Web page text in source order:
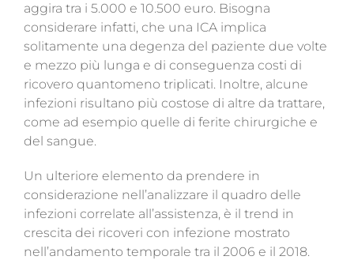
aggira tra i 5.000 e 10.500 euro. Bisogna
considerare infatti, che una ICA implica
solitamente una degenza del paziente due volte
e mezzo più lunga e di conseguenza costi di
ricovero quantomeno triplicati. Inoltre, alcune
infezioni risultano più costose di altre da trattare,
come ad esempio quelle di ferite chirurgiche e
del sangue.
Un ulteriore elemento da prendere in
considerazione nell’analizzare il quadro delle
infezioni correlate all’assistenza, è il trend in
crescita dei ricoveri con infezione mostrato
nell’andamento temporale tra il 2006 e il 2018.